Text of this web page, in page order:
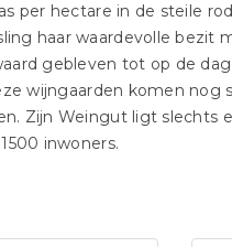
per hectare in de steile
haar waardevolle bezit
gebleven tot op de
wijngaarden komen
Zijn Weingut ligt slechts
inwoners.